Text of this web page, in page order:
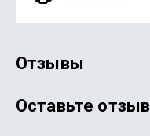
Отзывы
Оставьте отзыв